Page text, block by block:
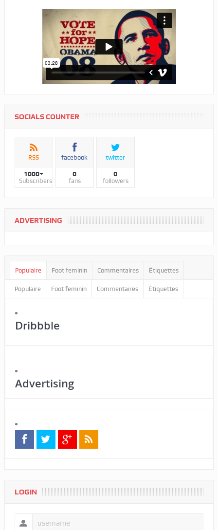
SOCIALS COUNTER
RSS
1000+
Subscribers
facebook
0
fans
twitter
0
followers
ADVERTISING
Populaire Foot feminin Commentaires Étiquettes
Populaire Foot feminin Commentaires Étiquettes
Dribbble
Advertising
LOGIN